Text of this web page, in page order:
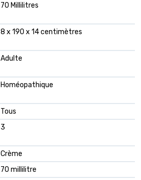
70 Millilitres
8 x 190 x 14 centimètres
Adulte
Homéopathique
Tous
3
Crème
70 millilitre